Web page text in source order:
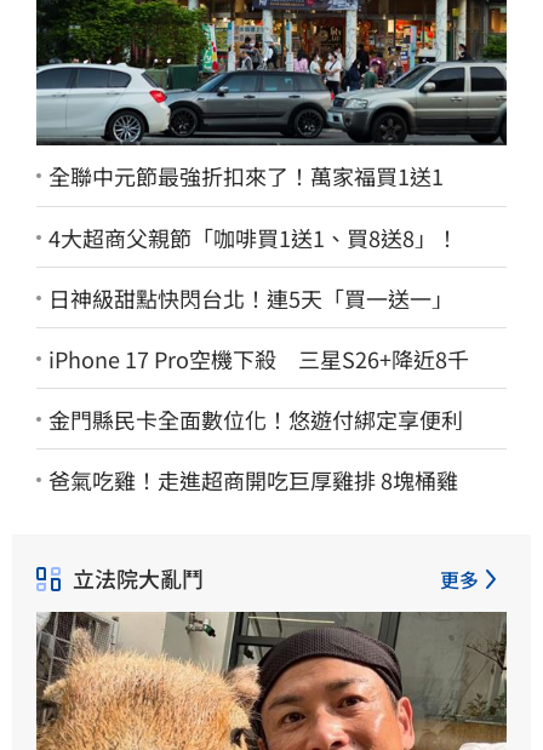
全聯中元節最強折扣來了！萬家福買1送1
4大超商父親節「咖啡買1送1、買8送8」！
日神級甜點快閃台北！連5天「買一送一」
iPhone 17 Pro空機下殺 三星S26+降近8千
金門縣民卡全面數位化！悠遊付綁定享便利
爸氣吃雞！走進超商開吃巨厚雞排 8塊桶雞
立法院大亂鬥 更多